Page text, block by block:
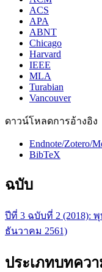
ACS
APA
ABNT
Chicago
Harvard
IEEE
MLA
Turabian
Vancouver
ดาวน์โหลดการอ้างอิง
Endnote/Zotero/
BibTeX
ฉบับ
ปีที่ 3 ฉบับที่ 2 (2018):
ธันวาคม 2561)
ประเภทบทคว